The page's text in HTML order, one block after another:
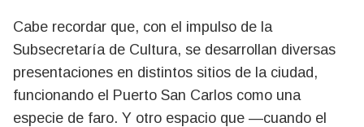
Cabe recordar que, con el impulso de la
Subsecretaría de Cultura, se desarrollan diversas
presentaciones en distintos sitios de la ciudad,
funcionando el Puerto San Carlos como una
especie de faro. Y otro espacio que —cuando el